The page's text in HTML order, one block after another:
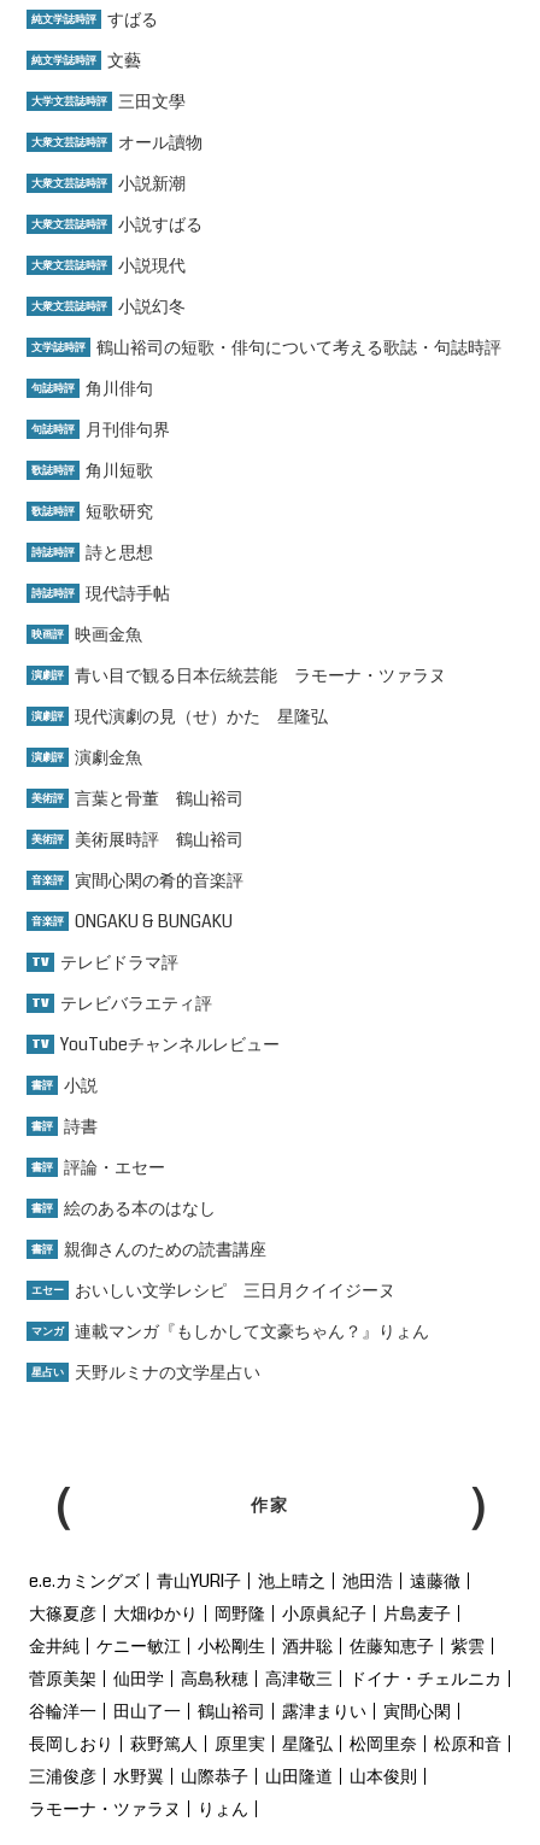
純文学誌時評 すばる
純文学誌時評 文藝
大学文芸誌時評 三田文學
大衆文芸誌時評 オール讀物
大衆文芸誌時評 小説新潮
大衆文芸誌時評 小説すばる
大衆文芸誌時評 小説現代
大衆文芸誌時評 小説幻冬
文学誌時評 鶴山裕司の短歌・俳句について考える歌誌・句誌時評
句誌時評 角川俳句
句誌時評 月刊俳句界
歌誌時評 角川短歌
歌誌時評 短歌研究
詩誌時評 詩と思想
詩誌時評 現代詩手帖
映画評 映画金魚
演劇評 青い目で観る日本伝統芸能 ラモーナ・ツァラヌ
演劇評 現代演劇の見（せ）かた 星隆弘
演劇評 演劇金魚
美術評 言葉と骨董 鶴山裕司
美術評 美術展時評 鶴山裕司
音楽評 寅間心閑の肴的音楽評
音楽評 ONGAKU & BUNGAKU
TV テレビドラマ評
TV テレビバラエティ評
TV YouTubeチャンネルレビュー
書評 小説
書評 詩書
書評 評論・エセー
書評 絵のある本のはなし
書評 親御さんのための読書講座
エセー おいしい文学レシピ 三日月クイイジーヌ
マンガ 連載マンガ『もしかして文豪ちゃん？』りょん
星占い 天野ルミナの文学星占い
作家
e.e.カミングズ 青山YURI子 池上晴之 池田浩
遠藤徹
大篠夏彦
大畑ゆかり 岡野隆 小原眞紀子
片島麦子
金井純
ケニー敏江 小松剛生 酒井聡 佐藤知恵子
紫雲
菅原美架
仙田学 高島秋穂 高津敬三
ドイナ・チェルニカ
谷輪洋一
田山了一 鶴山裕司 露津まりい
寅間心閑
長岡しおり
萩野篤人 原里実 星隆弘 松岡里奈
松原和音
三浦俊彦
水野翼 山際恭子 山田隆道
山本俊則
ラモーナ・ツァラヌ
りょん